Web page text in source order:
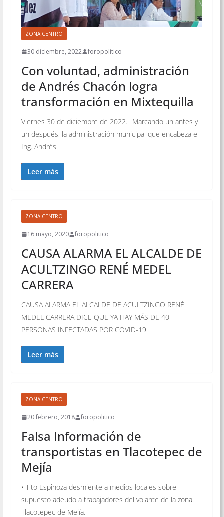
ZONA CENTRO
30 diciembre, 2022 foropolitico
Con voluntad, administración
de Andrés Chacón logra
transformación en Mixtequilla
Viernes 30 de diciembre de 2022._ Marcando un antes y
un después, la administración municipal que encabeza el
Ing. Andrés
Leer más
ZONA CENTRO
16 mayo, 2020 foropolitico
CAUSA ALARMA EL ALCALDE DE
ACULTZINGO RENÉ MEDEL
CARRERA
CAUSA ALARMA EL ALCALDE DE ACULTZINGO RENÉ
MEDEL CARRERA DICE QUE YA HAY MÁS DE 40
PERSONAS INFECTADAS POR COVID-19
Leer más
ZONA CENTRO
20 febrero, 2018 foropolitico
Falsa Información de
transportistas en Tlacotepec de
Mejía
• Tito Espinoza desmiente a medios locales sobre
supuesto adeudo a trabajadores del volante de la zona.
Tlacotepec de Mejía,